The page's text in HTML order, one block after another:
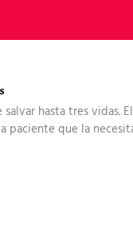
hasta tres vidas.
paciente que la